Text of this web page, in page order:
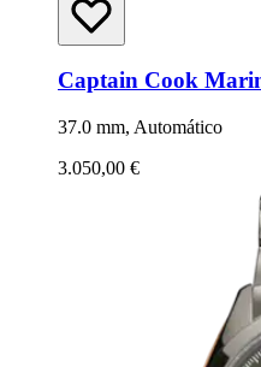
Captain Cook
37.0 mm, Automático
3.050,00 €